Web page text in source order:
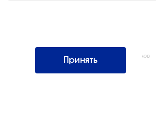
Интернэшнл»
Все права защищены. Использование материалов
возможно только со ссылкой на источник.
Принять